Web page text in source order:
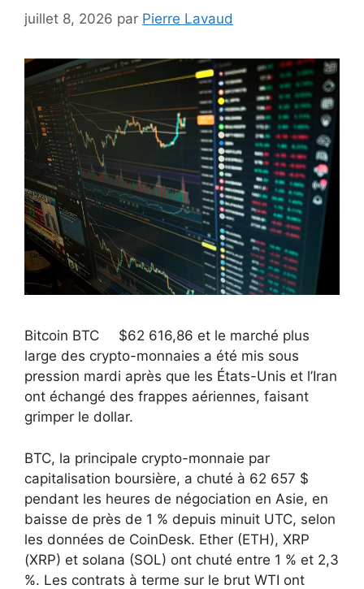
juillet 8, 2026 par Pierre Lavaud
Bitcoin BTC $62 616,86 et le marché plus
large des crypto-monnaies a été mis sous
pression mardi après que les États-Unis et l’Iran
ont échangé des frappes aériennes, faisant
grimper le dollar.
BTC, la principale crypto-monnaie par
capitalisation boursière, a chuté à 62 657 $
pendant les heures de négociation en Asie, en
baisse de près de 1 % depuis minuit UTC, selon
les données de CoinDesk. Ether (ETH), XRP
(XRP) et solana (SOL) ont chuté entre 1 % et 2,3
%. Les contrats à terme sur le brut WTI ont